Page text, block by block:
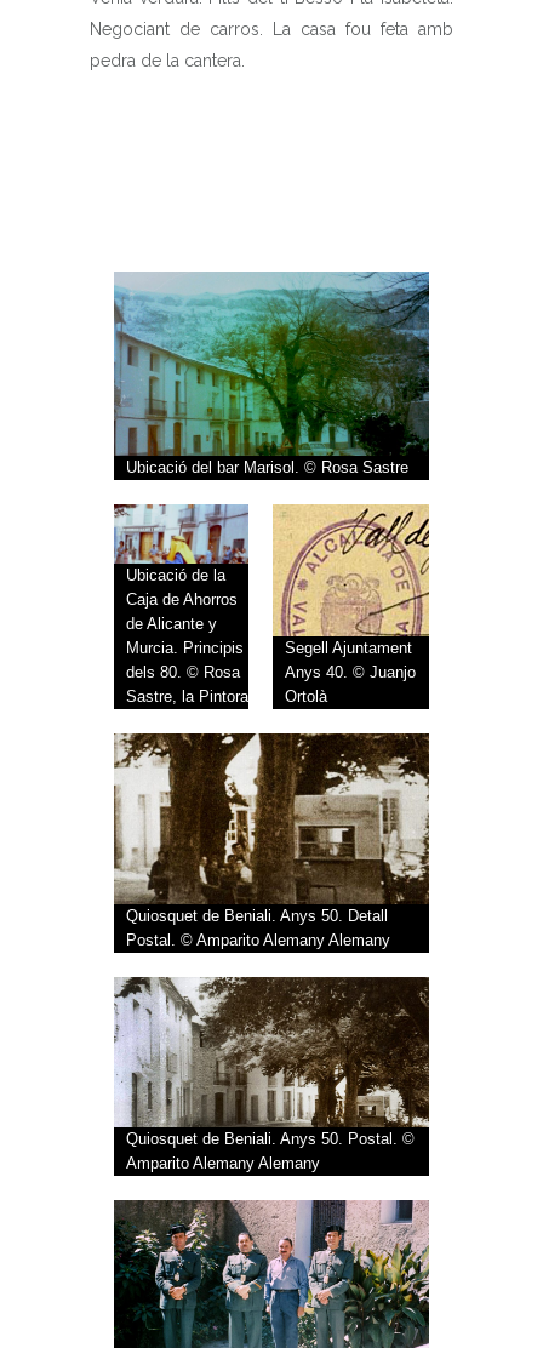
Negociant de carros. La casa fou feta amb
pedra de la cantera.
Ubicació del bar Marisol. © Rosa Sastre
Ubicació de la
Caja de Ahorros
de Alicante y
Murcia. Principis
dels 80. © Rosa
Sastre, la Pintora
Segell Ajuntament
Anys 40. © Juanjo
Ortolà
Quiosquet de Beniali. Anys 50. Detall
Postal. © Amparito Alemany Alemany
Quiosquet de Beniali. Anys 50. Postal. ©
Amparito Alemany Alemany